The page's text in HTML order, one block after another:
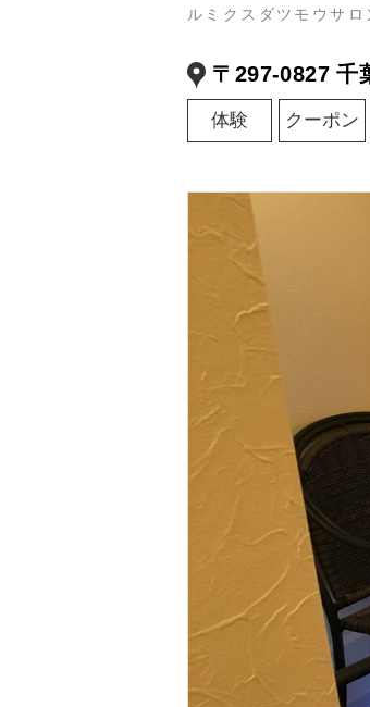
ルミクスダツモウサ
〒297-0827 千
体験 クーポン